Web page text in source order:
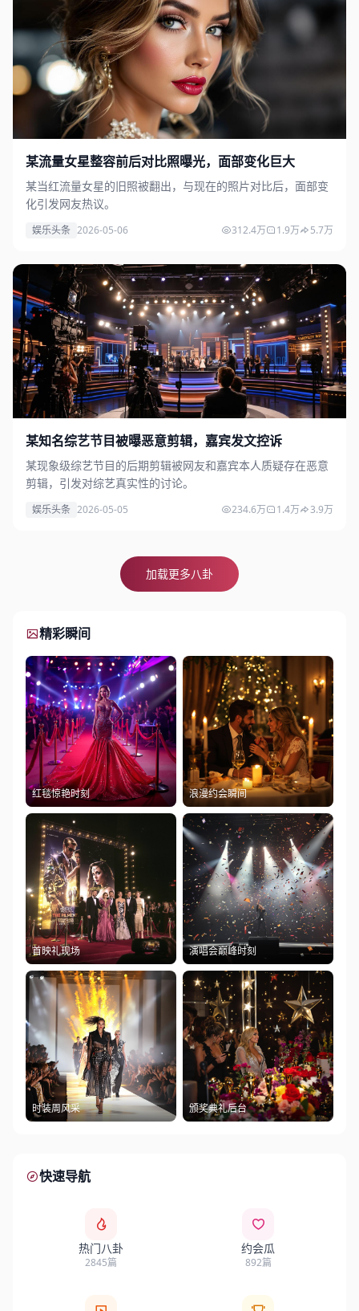
某流量女星整容前后对比照曝光，面部变化巨大
某当红流量女星的旧照被翻出，与现在的照片对比后，面部变
化引发网友热议。
娱乐头条 2026-05-06 312.4万 1.9万 5.7万
某知名综艺节目被曝恶意剪辑，嘉宾发文控诉
某现象级综艺节目的后期剪辑被网友和嘉宾本人质疑存在恶意
剪辑，引发对综艺真实性的讨论。
娱乐头条 2026-05-05 234.6万 1.4万 3.9万
加载更多八卦
精彩瞬间
红毯惊艳时刻 浪漫约会瞬间
首映礼现场 演唱会巅峰时刻
时装周风采 颁奖典礼后台
快速导航
热门八卦
2845篇
约会瓜
892篇